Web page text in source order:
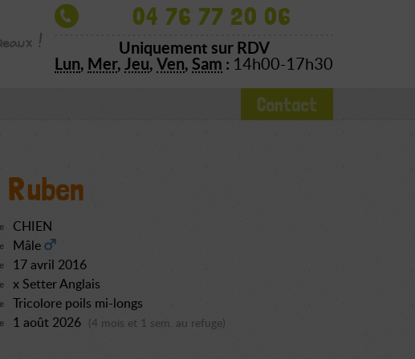
!
04 76 77 20 06
Uniquement sur RDV
Lun, Mer, Jeu, Ven, Sam : 14h00-17h30
Contact
Ruben
CHIEN
Mâle
17 avril 2016
x Setter Anglais
Tricolore poils mi-longs
1 août 2026 (4 mois et 1 sem. au refuge)